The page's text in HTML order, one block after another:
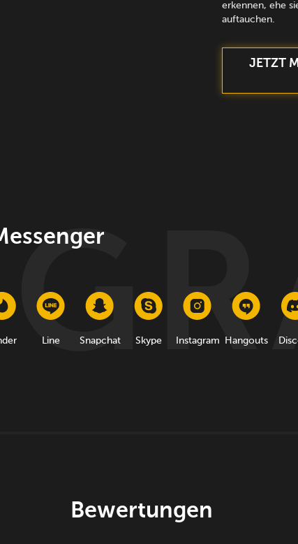
erkennen, ehe
auftauchen.
JETZT
Line Snapchat Skype Instagram Hangouts
Bewertungen